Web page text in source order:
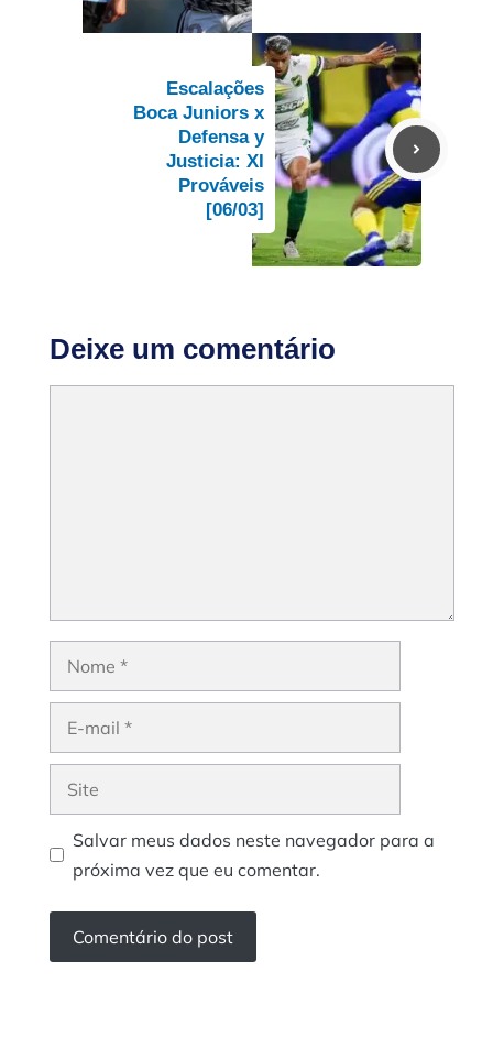
Escalações
Boca Juniors x
Defensa y
Justicia: XI
Prováveis
[06/03]
Deixe um comentário
Salvar meus dados neste navegador para a
próxima vez que eu comentar.